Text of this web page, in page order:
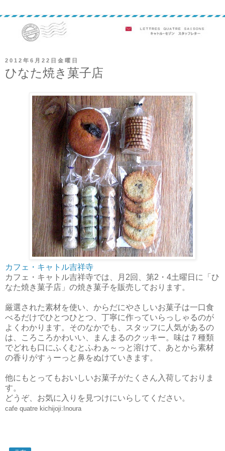
2012年6月22日金曜日
ひなた焼き菓子店
カフェ・キャトル吉祥寺
カフェ・キャトル吉祥寺では、月2回、第2・4土曜日に「ひ
なた焼き菓子店」の焼き菓子を販売しております。
厳選された素材を使い、からだにやさしいお菓子は一口食
べるだけでひとつひとつ、丁寧に作っていらっしゃるのが
よくわかります。そのなかでも、スタッフに人気があるの
は、ころころかわいい、まんまるのクッキー。味は７種類
でどれも口にふくむとふわぁ～っと溶けて、あとから素材
の香りがすぅーっと鼻をぬけていきます。
他にもとってもおいしいお菓子がたくさん入荷しておりま
す。
どうぞ、お気に入りを見つけにいらしてください。
cafe quatre kichijoji:Inoura